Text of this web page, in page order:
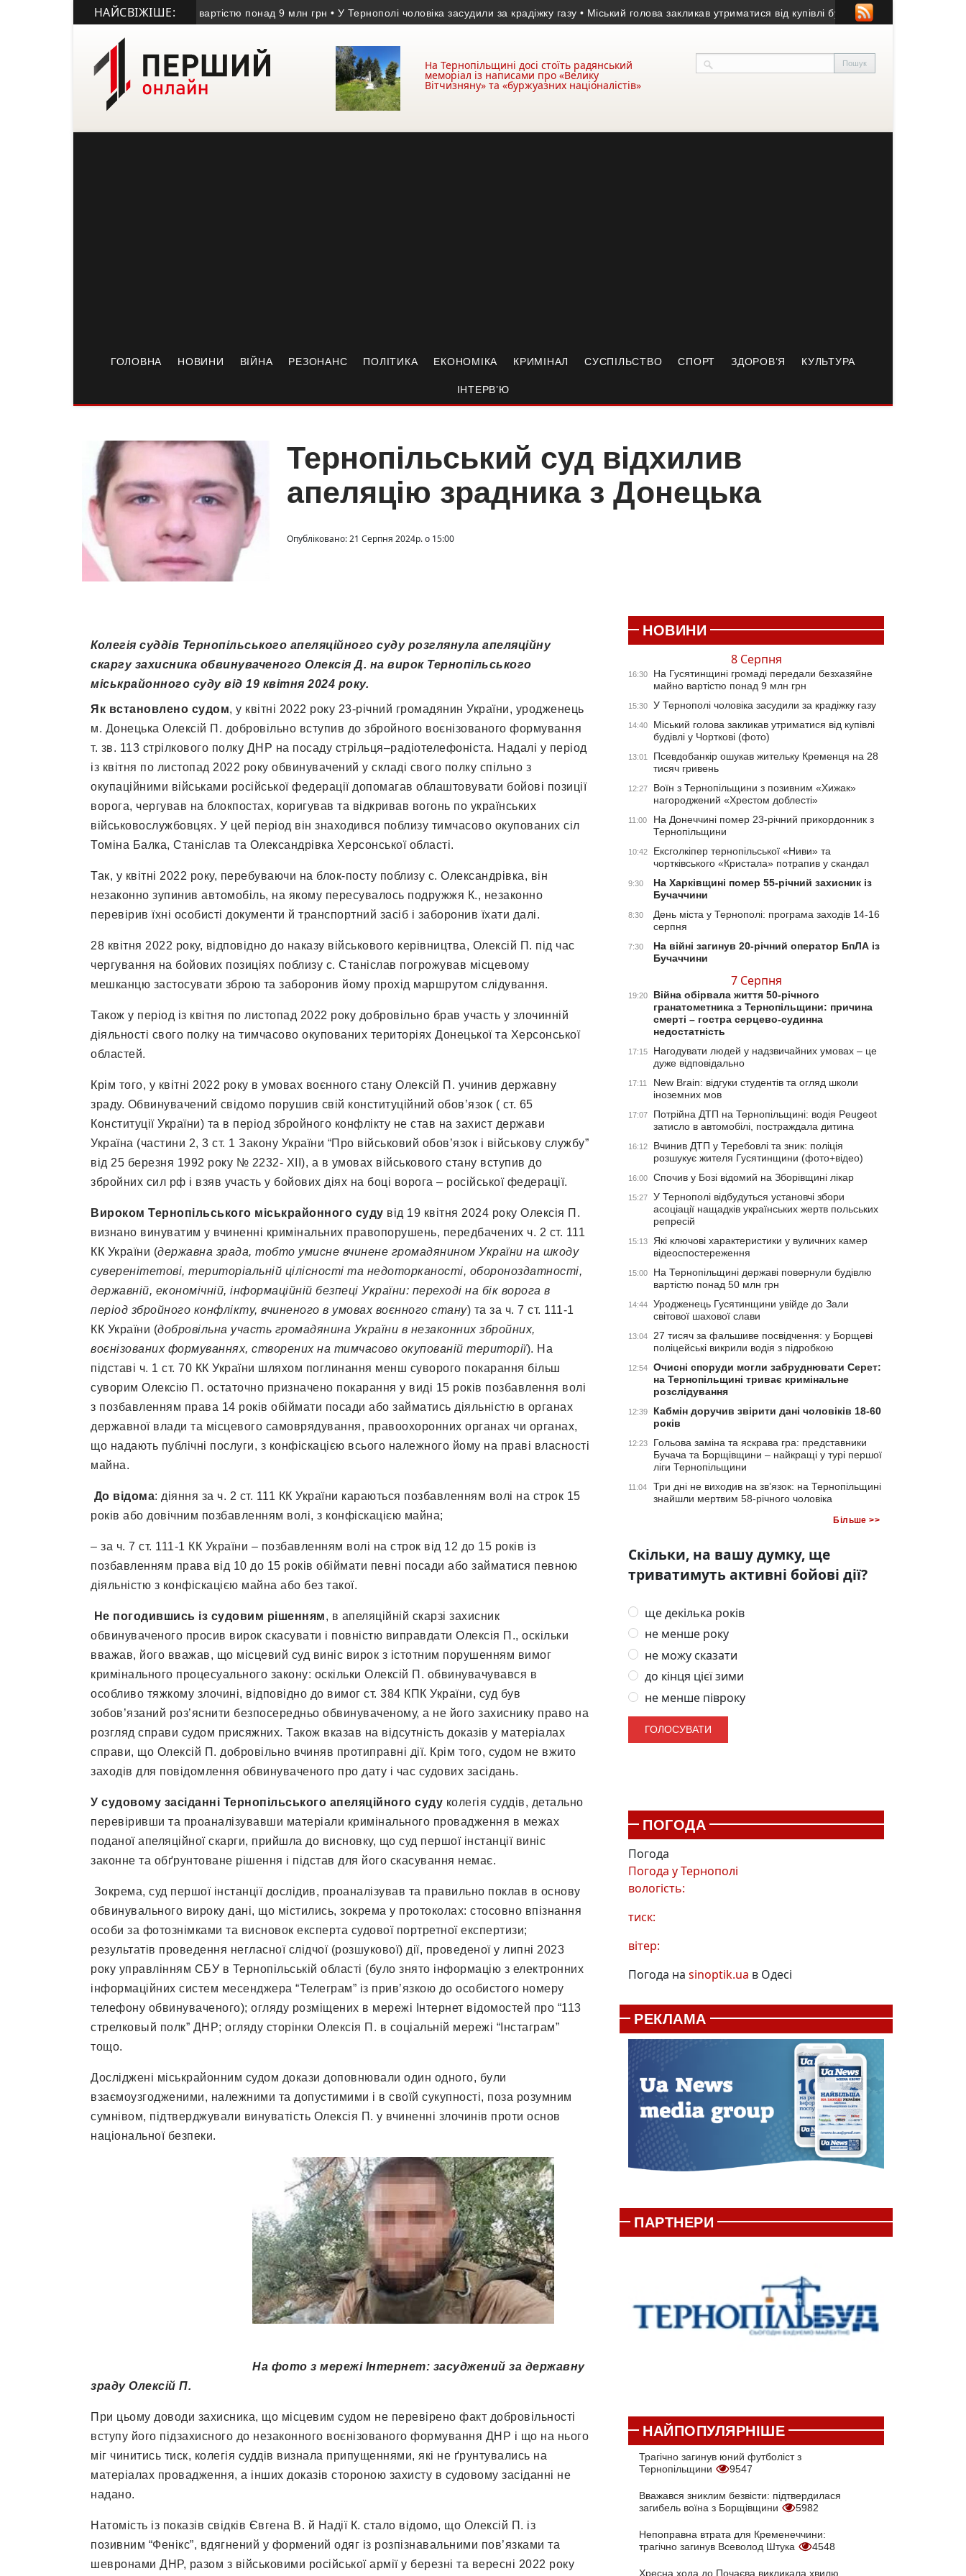
НАЙСВІЖІШЕ:
передали безхазяйне майно вартістю понад 9 млн грн • У Тернополі чоловіка засудили за крадіжку газу • Міський голова закликав утриматися від купівлі будівлі у Чорткові (фото)
На Тернопільщині досі стоїть радянський
меморіал із написами про «Велику
Вітчизняну» та «буржуазних націоналістів»
ГОЛОВНА НОВИНИ ВІЙНА РЕЗОНАНС ПОЛІТИКА ЕКОНОМІКА КРИМІНАЛ СУСПІЛЬСТВО СПОРТ ЗДОРОВ’Я КУЛЬТУРА
ІНТЕРВ’Ю
Тернопільський суд відхилив
апеляцію зрадника з Донецька
Опубліковано: 21 Серпня 2024р. о 15:00
Колегія суддів Тернопільського апеляційного суду розглянула апеляційну
скаргу захисника обвинуваченого Олексія Д. на вирок Тернопільського
міськрайонного суду від 19 квітня 2024 року.
Як встановлено судом, у квітні 2022 року 23-річний громадянин України, уродженець
м. Донецька Олексій П. добровільно вступив до збройного воєнізованого формування
т. зв. 113 стрілкового полку ДНР на посаду стрільця–радіотелефоніста. Надалі у період
із квітня по листопад 2022 року обвинувачений у складі свого полку спільно з
окупаційними військами російської федерації допомагав облаштовувати бойові позиції
ворога, чергував на блокпостах, коригував та відкривав вогонь по українських
військовослужбовцях. У цей період він знаходився поблизу тимчасово окупованих сіл
Томіна Балка, Станіслав та Олександрівка Херсонської області.
Так, у квітні 2022 року, перебуваючи на блок-посту поблизу с. Олександрівка, він
незаконно зупинив автомобіль, на якому пересувалось подружжя К., незаконно
перевірив їхні особисті документи й транспортний засіб і заборонив їхати далі.
28 квітня 2022 року, відповідно до наказу військового керівництва, Олексій П. під час
чергування на бойових позиціях поблизу с. Станіслав погрожував місцевому
мешканцю застосувати зброю та заборонив йому прохід маршрутом слідування.
Також у період із квітня по листопад 2022 року добровільно брав участь у злочинній
діяльності свого полку на тимчасово окупованих територіях Донецької та Херсонської
областей.
Крім того, у квітні 2022 року в умовах воєнного стану Олексій П. учинив державну
зраду. Обвинувачений свідомо порушив свій конституційний обов’язок ( ст. 65
Конституції України) та в період збройного конфлікту не став на захист держави
Україна (частини 2, 3 ст. 1 Закону України “Про військовий обов’язок і військову службу”
від 25 березня 1992 року № 2232- XII), а в умовах військового стану вступив до
збройних сил рф і взяв участь у бойових діях на боці ворога – російської федерації.
Вироком Тернопільського міськрайонного суду від 19 квітня 2024 року Олексія П.
визнано винуватим у вчиненні кримінальних правопорушень, передбачених ч. 2 ст. 111
КК України (державна зрада, тобто умисне вчинене громадянином України на шкоду
суверенітетові, територіальній цілісності та недоторканості, обороноздатності,
державній, економічній, інформаційній безпеці України: переході на бік ворога в
період збройного конфлікту, вчиненого в умовах воєнного стану) та за ч. 7 ст. 111-1
КК України (добровільна участь громадянина України в незаконних збройних,
воєнізованих формуваннях, створених на тимчасово окупованій території). На
підставі ч. 1 ст. 70 КК України шляхом поглинання менш суворого покарання більш
суворим Олексію П. остаточно призначено покарання у виді 15 років позбавлення волі
з позбавленням права 14 років обіймати посади або займатись діяльністю в органах
державної влади та місцевого самоврядування, правоохоронних органах чи органах,
що надають публічні послуги, з конфіскацією всього належного йому на праві власності
майна.
До відома: діяння за ч. 2 ст. 111 КК України караються позбавленням волі на строк 15
років або довічним позбавленням волі, з конфіскацією майна;
– за ч. 7 ст. 111-1 КК України – позбавленням волі на строк від 12 до 15 років із
позбавленням права від 10 до 15 років обіймати певні посади або займатися певною
діяльністю з конфіскацією майна або без такої.
Не погодившись із судовим рішенням, в апеляційній скарзі захисник
обвинуваченого просив вирок скасувати і повністю виправдати Олексія П., оскільки
вважав, його вважав, що місцевий суд виніс вирок з істотним порушенням вимог
кримінального процесуального закону: оскільки Олексій П. обвинувачувався в
особливо тяжкому злочині, відповідно до вимог ст. 384 КПК України, суд був
зобов’язаний роз’яснити безпосередньо обвинуваченому, а не його захиснику право на
розгляд справи судом присяжних. Також вказав на відсутність доказів у матеріалах
справи, що Олексій П. добровільно вчиняв протиправні дії. Крім того, судом не вжито
заходів для повідомлення обвинуваченого про дату і час судових засідань.
У судовому засіданні Тернопільського апеляційного суду колегія суддів, детально
перевіривши та проаналізувавши матеріали кримінального провадження в межах
поданої апеляційної скарги, прийшла до висновку, що суд першої інстанції виніс
законне та обґрунтоване рішення і підстав для його скасування немає.
Зокрема, суд першої інстанції дослідив, проаналізував та правильно поклав в основу
обвинувального вироку дані, що містились, зокрема у протоколах: стосовно впізнання
особи за фотознімками та висновок експерта судової портретної експертизи;
результатів проведення негласної слідчої (розшукової) дії, проведеної у липні 2023
року управлінням СБУ в Тернопільській області (було знято інформацію з електронних
інформаційних систем месенджера “Телеграм” із прив’язкою до особистого номеру
телефону обвинуваченого); огляду розміщених в мережі Інтернет відомостей про “113
стрелковый полк” ДНР; огляду сторінки Олексія П. в соціальній мережі “Інстаграм”
тощо.
Досліджені міськрайонним судом докази доповнювали один одного, були
взаємоузгодженими, належними та допустимими і в своїй сукупності, поза розумним
сумнівом, підтверджували винуватість Олексія П. у вчиненні злочинів проти основ
національної безпеки.
На фото з мережі Інтернет: засуджений за державну
зраду Олексій П.
При цьому доводи захисника, що місцевим судом не перевірено факт добровільності
вступу його підзахисного до незаконного воєнізованого формування ДНР і що на нього
міг чинитись тиск, колегія суддів визнала припущеннями, які не ґрунтувались на
матеріалах провадження, а інших доказів стороною захисту в судовому засіданні не
надано.
Натомість із показів свідків Євгена В. й Надії К. стало відомо, що Олексій П. із
позивним “Фенікс”, вдягнений у формений одяг із розпізнавальними пов’язками та
шевронами ДНР, разом з військовими російської армії у березні та вересні 2022 року
НОВИНИ
8 Серпня
16:30
На Гусятинщині громаді передали безхазяйне
майно вартістю понад 9 млн грн
15:30 У Тернополі чоловіка засудили за крадіжку газу
14:40
Міський голова закликав утриматися від купівлі
будівлі у Чорткові (фото)
13:01
Псевдобанкір ошукав жительку Кременця на 28
тисяч гривень
12:27
Воїн з Тернопільщини з позивним «Хижак»
нагороджений «Хрестом доблесті»
11:00
На Донеччині помер 23-річний прикордонник з
Тернопільщини
10:42
Ексголкіпер тернопільської «Ниви» та
чортківського «Кристала» потрапив у скандал
9:30
На Харківщині помер 55-річний захисник із
Бучаччини
8:30
День міста у Тернополі: програма заходів 14-16
серпня
7:30
На війні загинув 20-річний оператор БпЛА із
Бучаччини
7 Серпня
19:20
Війна обірвала життя 50-річного
гранатометника з Тернопільщини: причина
смерті – гостра серцево-судинна
недостатність
17:15
Нагодувати людей у надзвичайних умовах – це
дуже відповідально
17:11
New Brain: відгуки студентів та огляд школи
іноземних мов
17:07
Потрійна ДТП на Тернопільщині: водія Peugeot
затисло в автомобілі, постраждала дитина
16:12
Вчинив ДТП у Теребовлі та зник: поліція
розшукує жителя Гусятинщини (фото+відео)
16:00 Спочив у Бозі відомий на Зборівщині лікар
15:27
У Тернополі відбудуться установчі збори
асоціації нащадків українських жертв польських
репресій
15:13
Які ключові характеристики у вуличних камер
відеоспостереження
15:00
На Тернопільщині державі повернули будівлю
вартістю понад 50 млн грн
14:44
Уродженець Гусятинщини увійде до Зали
світової шахової слави
13:04
27 тисяч за фальшиве посвідчення: у Борщеві
поліцейські викрили водія з підробкою
12:54
Очисні споруди могли забруднювати Серет:
на Тернопільщині триває кримінальне
розслідування
12:39
Кабмін доручив звірити дані чоловіків 18-60
років
12:23
Гольова заміна та яскрава гра: представники
Бучача та Борщівщини – найкращі у турі першої
ліги Тернопільщини
11:04
Три дні не виходив на зв’язок: на Тернопільщині
знайшли мертвим 58-річного чоловіка
Більше >>
Скільки, на вашу думку, ще
триватимуть активні бойові дії?
ще декілька років
не менше року
не можу сказати
до кінця цієї зими
не менше півроку
ПОГОДА
Погода
Погода уТернополі
вологість:
тиск:
вітер:
Погода на sinoptik.ua в Одесі
РЕКЛАМА
ПАРТНЕРИ
НАЙПОПУЛЯРНІШЕ
Трагічно загинув юний футболіст з
Тернопільщини
9547
Вважався зниклим безвісти: підтвердилася
загибель воїна з Борщівщини
5982
Непоправна втрата для Кременеччини:
трагічно загинув Всеволод Штука
4548
Хресна хода до Почаєва викликала хвилю